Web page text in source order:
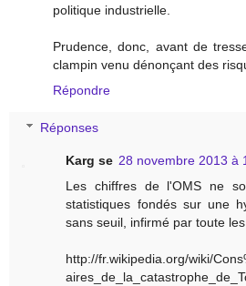
politique industrielle.
Prudence, donc, avant de
clampin venu dénonçant des
Répondre
Réponses
Karg se 28 novembre 2013 à
Les chiffres de l'OMS ne
statistiques fondés sur une
sans seuil, infirmé par toute
http://fr.wikipedia.org/wiki/